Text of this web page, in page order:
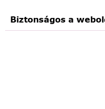
Biztonságos a